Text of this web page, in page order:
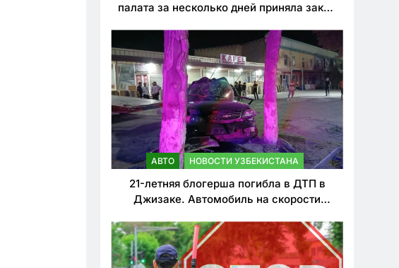
палата за несколько дней приняла закон
нарушителей ПДД
АВТО НОВОСТИ УЗБЕКИСТАНА
21-летняя блогерша погибла в ДТП в
Джизаке. Автомобиль на скорости